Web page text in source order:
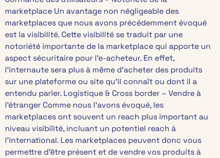
marketplace Un avantage non négligeable des
marketplaces que nous avons précédemment évoqué
est la visibilité. Cette visibilité se traduit par une
notoriété importante de la marketplace qui apporte un
aspect sécuritaire pour l’e-acheteur. En effet,
l’internaute sera plus à même d’acheter des produits
sur une plateforme ou site qu’il connaît ou dont il a
entendu parler. Logistique & Cross border – Vendre à
l’étranger Comme nous l’avons évoqué, les
marketplaces ont souvent un reach plus important au
niveau visibilité, incluant un potentiel reach à
l’international. Les marketplaces peuvent donc vous
permettre d’être présent et de vendre vos produits à